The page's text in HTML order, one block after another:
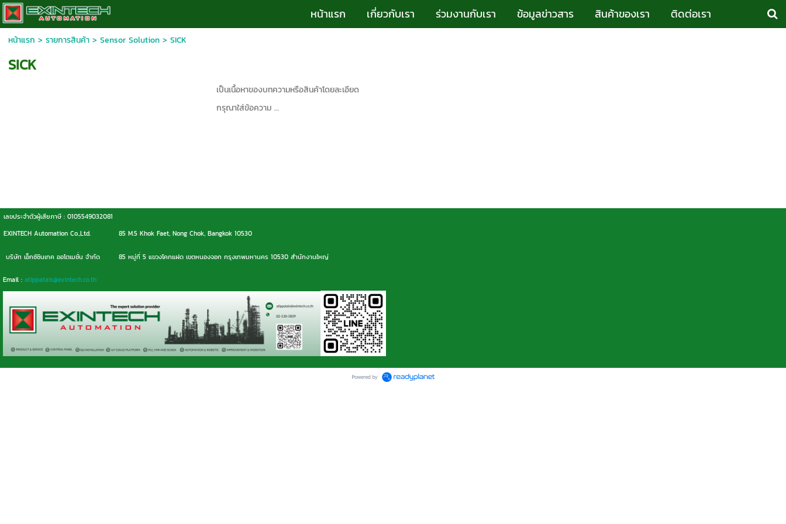
หน้าแรก เกี่ยวกับเรา ร่วมงานกับเรา ข้อมูลข่าวสาร สินค้าของเรา ติดต่อเรา
หน้าแรก > รายการสินค้า> Sensor Solution> SICK
SICK
เป็นเนื้อหาของบทความหรือสินค้าโดยละเอียด
กรุณาใส่ข้อความ …
เลขประจำตัวผู้เสียภาษี : 0105549032081
EXINTECH Automation Co.,Ltd.
85 M.5 Khok Faet, Nong Chok, Bangkok 10530
บริษัท เอ็กซ์ซินเทค ออโตเมชั่น จำกัด 85 หมู่ที่ 5 แขวงโคกแฝด เขตหนองจอก กรุงเทพมหานคร 10530 สำนักงานใหญ่
Email : atippatais@exintech.co.th